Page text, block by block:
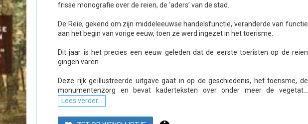
frisse monografie over de reien, de ‘aders’ van de stad.
De Reie, gekend om zijn middeleeuwse handelsfunctie, veranderde van functie
aan het begin van vorige eeuw, toen ze werd ingezet in het toerisme.
Dit jaar is het precies een eeuw geleden dat de eerste toeristen op de reien
gingen varen.
Deze rijk geïllustreerde uitgave gaat in op de geschiedenis, het toerisme, de
monumentenzorg en bevat kaderteksten over onder meer de vegetat...
Lees verder...